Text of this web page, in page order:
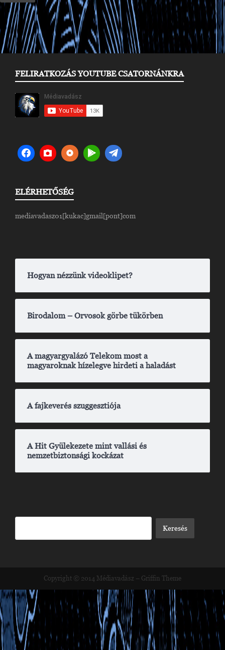
FELIRATKOZÁS YOUTUBE CSATORNÁNKRA
ELÉRHETŐSÉG
mediavadasz01[kukac]gmail[pont]com
Hogyan nézzünk videoklipet?
Birodalom – Orvosok görbe tükörben
A magyargyalázó Telekom most a
magyaroknak hízelegve hirdeti a haladást
A fajkeverés szuggesztiója
A Hit Gyülekezete mint vallási és
nemzetbiztonsági kockázat
Copyright © 2014 Médiavadász – Griffin Theme